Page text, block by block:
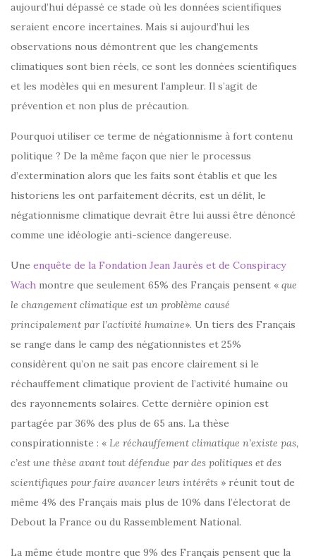
aujourd’hui dépassé ce stade où les données scientifiques
seraient encore incertaines. Mais si aujourd’hui les
observations nous démontrent que les changements
climatiques sont bien réels, ce sont les données scientifiques
et les modèles qui en mesurent l’ampleur. Il s’agit de
prévention et non plus de précaution.
Pourquoi utiliser ce terme de négationnisme à fort contenu
politique ? De la même façon que nier le processus
d’extermination alors que les faits sont établis et que les
historiens les ont parfaitement décrits, est un délit, le
négationnisme climatique devrait être lui aussi être dénoncé
comme une idéologie anti-science dangereuse.
Une enquête de la Fondation Jean Jaurès et de Conspiracy
Wach montre que seulement 65% des Français pensent « que
le changement climatique est un problème causé
principalement par l’activité humaine». Un tiers des Français
se range dans le camp des négationnistes et 25%
considèrent qu’on ne sait pas encore clairement si le
réchauffement climatique provient de l’activité humaine ou
des rayonnements solaires. Cette dernière opinion est
partagée par 36% des plus de 65 ans. La thèse
conspirationniste : « Le réchauffement climatique n’existe pas,
c’est une thèse avant tout défendue par des politiques et des
scientifiques pour faire avancer leurs intérêts » réunit tout de
même 4% des Français mais plus de 10% dans l’électorat de
Debout la France ou du Rassemblement National.
La même étude montre que 9% des Français pensent que la